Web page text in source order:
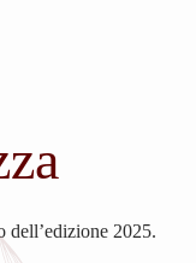
dell’edizione 2025.